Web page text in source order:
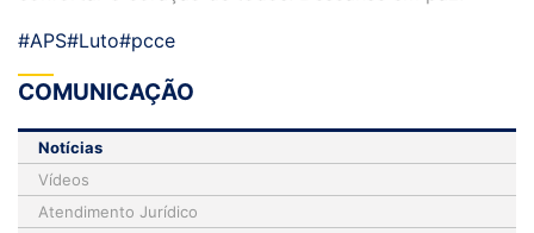
#APS#Luto#pcce
COMUNICAÇÃO
Notícias
Vídeos
Atendimento Jurídico